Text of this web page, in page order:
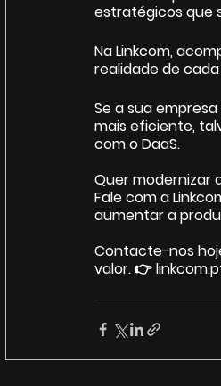
estratégicos que
Na Linkcom,
realidade de
Se a sua
mais eficiente,
com o DaaS.
Quer modernizar
Fale com a
aumentar a
Contacte-nos
valor. 👉